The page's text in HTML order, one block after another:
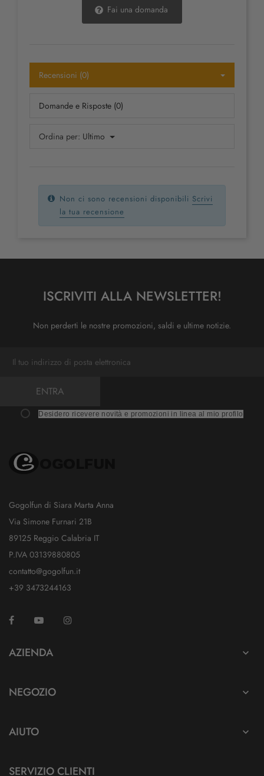
Fai una domanda
Recensioni (0)
Domande e Risposte (0)
Ordina per: Ultimo
Non ci sono recensioni disponibili Scrivi
la tua recensione
ISCRIVITI ALLA NEWSLETTER!
Non perderti le nostre promozioni, saldi e ultime notizie.
ENTRA
Desidero ricevere novità e promozioni in linea al mio profilo
Gogolfun di Siara Marta Anna
Via Simone Furnari 21B
89125 Reggio Calabria IT
P.IVA 03139880805
contatto@gogolfun.it
+39 3473244163
Facebook YouTube
AZIENDA 
NEGOZIO 
AIUTO 
SERVIZIO CLIENTI